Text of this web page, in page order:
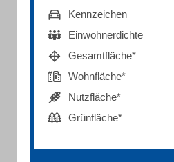
Kennzeichen
Einwohnerdichte
Gesamtfläche*
Wohnfläche*
Nutzfläche*
Grünfläche*